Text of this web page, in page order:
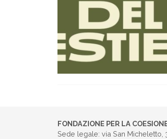
FONDAZIONE PER LA
Sede legale: via San Micheletto,